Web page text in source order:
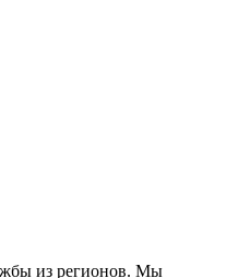
из регионов. Мы